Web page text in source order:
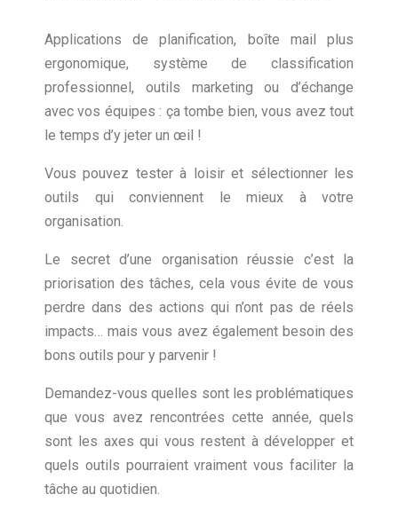
Applications de planification, boîte mail plus
ergonomique, système de classification
professionnel, outils marketing ou d’échange
avec vos équipes : ça tombe bien, vous avez tout
le temps d’y jeter un œil !
Vous pouvez tester à loisir et sélectionner les
outils qui conviennent le mieux à votre
organisation.
Le secret d’une organisation réussie c’est la
priorisation des tâches, cela vous évite de vous
perdre dans des actions qui n’ont pas de réels
impacts… mais vous avez également besoin des
bons outils pour y parvenir !
Demandez-vous quelles sont les problématiques
que vous avez rencontrées cette année, quels
sont les axes qui vous restent à développer et
quels outils pourraient vraiment vous faciliter la
tâche au quotidien.